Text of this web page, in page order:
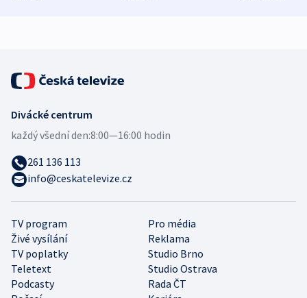
TV program
Pro média
Živé vysílání
Reklama
TV poplatky
Studio Brno
Teletext
Studio Ostrava
Podcasty
Rada ČT
Divácké centrum
každý všední den:8:00—16:00 hodin
261 136 113
info@ceskatelevize.cz